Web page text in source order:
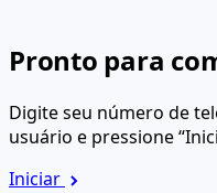
Pronto para
Digite seu número de
usuário e pressione
Iniciar